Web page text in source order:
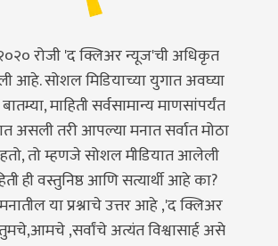
रोजी 'द क्लिअर न्यूज'ची अधिकृत
आहे. सोशल मिडियाच्या युगात अवघ्या
माहिती सर्वसामान्य माणसांपर्यंत
असली तरी आपल्या मनात सर्वात मोठा
तो म्हणजे सोशल मीडियात आलेली
ही वस्तुनिष्ठ आणि सत्यार्थी आहे का?
या प्रश्नाचे उत्तर आहे ,'द क्लिअर
,सर्वांचे अत्यंत विश्वासार्ह असे